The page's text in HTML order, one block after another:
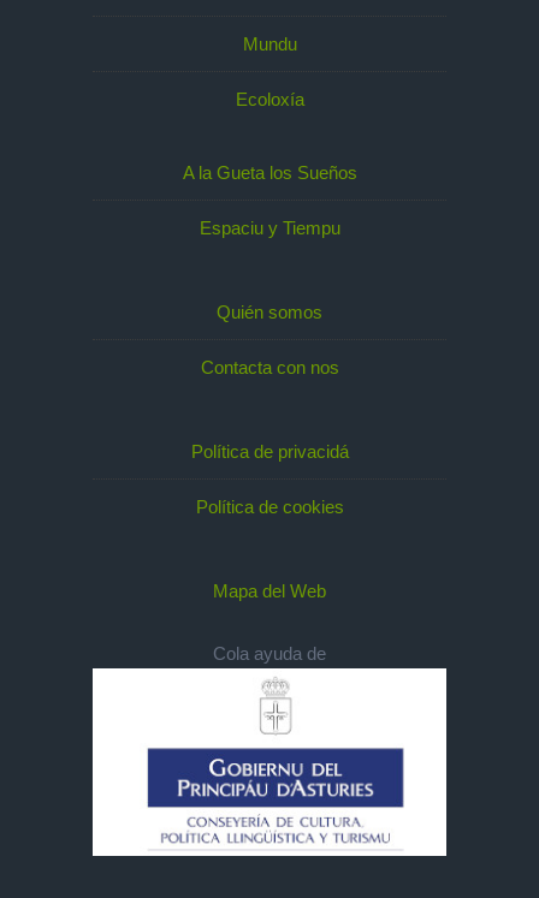
Mundu
Ecoloxía
A la Gueta los Sueños
Espaciu y Tiempu
Quién somos
Contacta con nos
Política de privacidá
Política de cookies
Mapa del Web
Cola ayuda de